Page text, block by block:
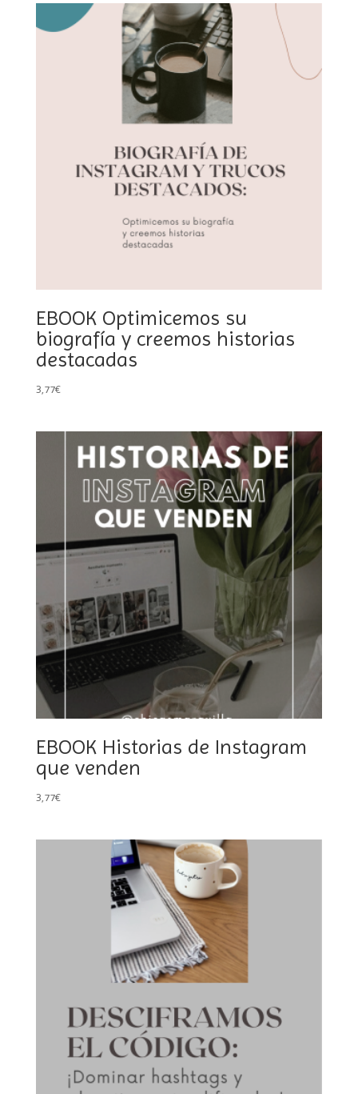
EBOOK Optimicemos su
biografía y creemos historias
destacadas
3,77€
EBOOK Historias de Instagram
que venden
3,77€